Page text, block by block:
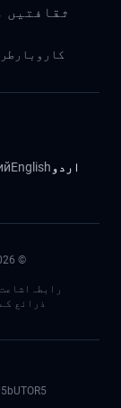
ثقافتیں
کاروبار
اردو English
©
رابطہ
ذرائع
bUTOR5